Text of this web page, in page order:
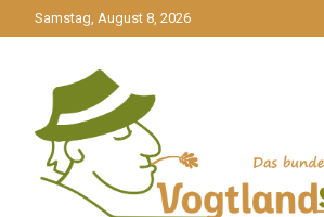
zum
Samstag, August 8, 2026